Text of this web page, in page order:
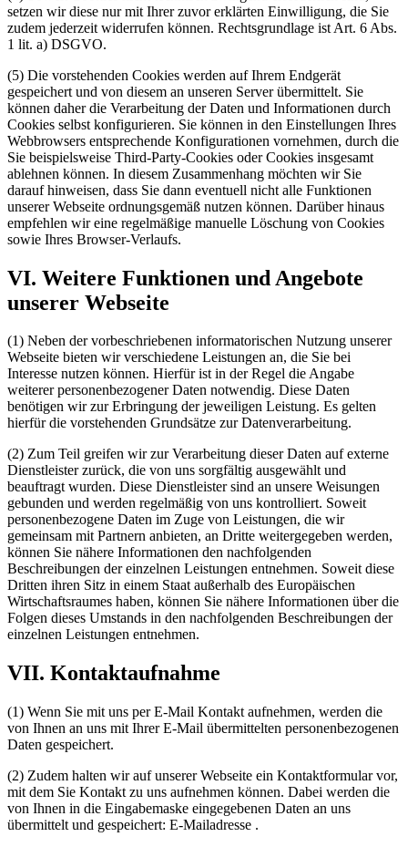
setzen wir diese nur mit Ihrer zuvor erklärten Einwilligung, die Sie
zudem jederzeit widerrufen können. Rechtsgrundlage ist Art. 6 Abs.
1 lit. a) DSGVO.
(5) Die vorstehenden Cookies werden auf Ihrem Endgerät
gespeichert und von diesem an unseren Server übermittelt. Sie
können daher die Verarbeitung der Daten und Informationen durch
Cookies selbst konfigurieren. Sie können in den Einstellungen Ihres
Webbrowsers entsprechende Konfigurationen vornehmen, durch die
Sie beispielsweise Third-Party-Cookies oder Cookies insgesamt
ablehnen können. In diesem Zusammenhang möchten wir Sie
darauf hinweisen, dass Sie dann eventuell nicht alle Funktionen
unserer Webseite ordnungsgemäß nutzen können. Darüber hinaus
empfehlen wir eine regelmäßige manuelle Löschung von Cookies
sowie Ihres Browser-Verlaufs.
VI. Weitere Funktionen und Angebote
unserer Webseite
(1) Neben der vorbeschriebenen informatorischen Nutzung unserer
Webseite bieten wir verschiedene Leistungen an, die Sie bei
Interesse nutzen können. Hierfür ist in der Regel die Angabe
weiterer personenbezogener Daten notwendig. Diese Daten
benötigen wir zur Erbringung der jeweiligen Leistung. Es gelten
hierfür die vorstehenden Grundsätze zur Datenverarbeitung.
(2) Zum Teil greifen wir zur Verarbeitung dieser Daten auf externe
Dienstleister zurück, die von uns sorgfältig ausgewählt und
beauftragt wurden. Diese Dienstleister sind an unsere Weisungen
gebunden und werden regelmäßig von uns kontrolliert. Soweit
personenbezogene Daten im Zuge von Leistungen, die wir
gemeinsam mit Partnern anbieten, an Dritte weitergegeben werden,
können Sie nähere Informationen den nachfolgenden
Beschreibungen der einzelnen Leistungen entnehmen. Soweit diese
Dritten ihren Sitz in einem Staat außerhalb des Europäischen
Wirtschaftsraumes haben, können Sie nähere Informationen über die
Folgen dieses Umstands in den nachfolgenden Beschreibungen der
einzelnen Leistungen entnehmen.
VII. Kontaktaufnahme
(1) Wenn Sie mit uns per E-Mail Kontakt aufnehmen, werden die
von Ihnen an uns mit Ihrer E-Mail übermittelten personenbezogenen
Daten gespeichert.
(2) Zudem halten wir auf unserer Webseite ein Kontaktformular vor,
mit dem Sie Kontakt zu uns aufnehmen können. Dabei werden die
von Ihnen in die Eingabemaske eingegebenen Daten an uns
übermittelt und gespeichert: E-Mailadresse .